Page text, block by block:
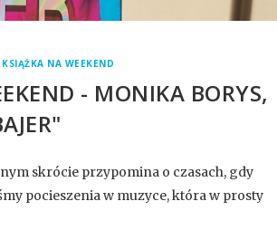
KSIĄŻKA NA WEEKEND
- MONIKA BORYS,
skrócie przypomina o czasach, gdy
pocieszenia w muzyce, która w prosty